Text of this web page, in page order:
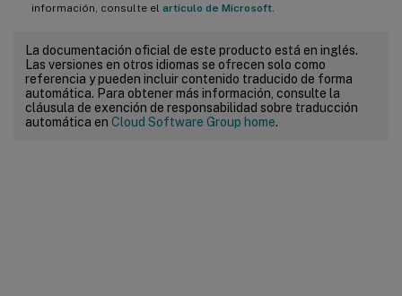
información, consulte el artículo de Microsoft
La documentación oficial de este producto está en inglés.
Las versiones en otros idiomas se ofrecen solo como
referencia y pueden incluir contenido traducido de forma
automática. Para obtener más información, consulte la
cláusula de exención de responsabilidad sobre traducción
automática en Cloud Software Group home.